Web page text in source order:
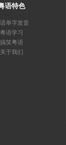
语特色
单字发音
粤语学习
搞笑粤语
关于我们